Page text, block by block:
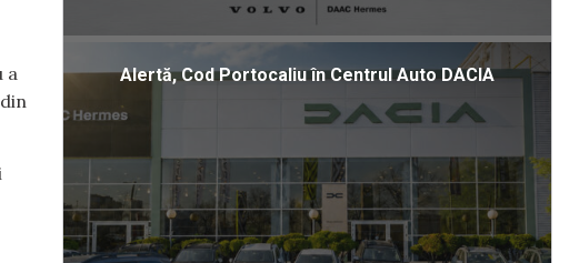
a
Alertă, Cod Portocaliu în Centrul Auto DACIA